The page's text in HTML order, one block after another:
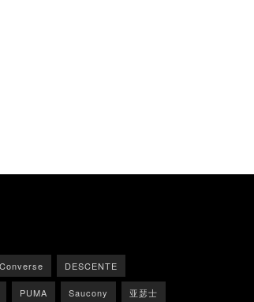
Converse DESCENTE
PUMA Saucony 亚瑟士